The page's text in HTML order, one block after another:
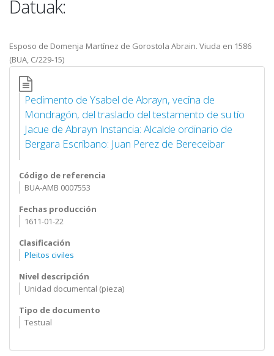
Datuak:
Esposo de Domenja Martínez de Gorostola Abrain. Viuda en 1586
(BUA, C/229-15)
Pedimento de Ysabel de Abrayn, vecina de
Mondragón, del traslado del testamento de su tío
Jacue de Abrayn Instancia: Alcalde ordinario de
Bergara Escribano: Juan Perez de Bereceibar
Código de referencia
BUA-AMB 0007553
Fechas producción
1611-01-22
Clasificación
Pleitos civiles
Nivel descripción
Unidad documental (pieza)
Tipo de documento
Testual